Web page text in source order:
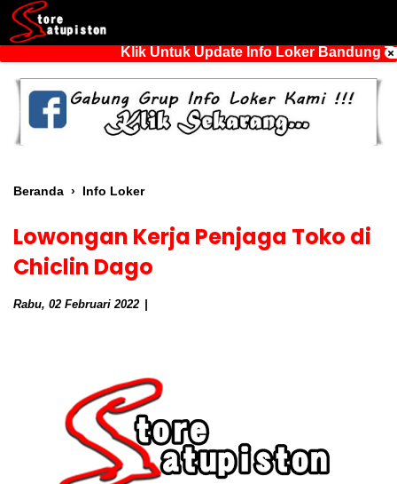
Beranda › Info Loker
Lowongan Kerja Penjaga Toko di
Chiclin Dago
Rabu, 02 Februari 2022
Klik Untuk Update Info Loker Bandung